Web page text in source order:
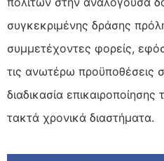
συγκεκριμένης δράσης
συμμετέχοντες φορείς,
τις ανωτέρω προϋποθέσεις
διαδικασία
τακτά χρονικά διαστήματα.